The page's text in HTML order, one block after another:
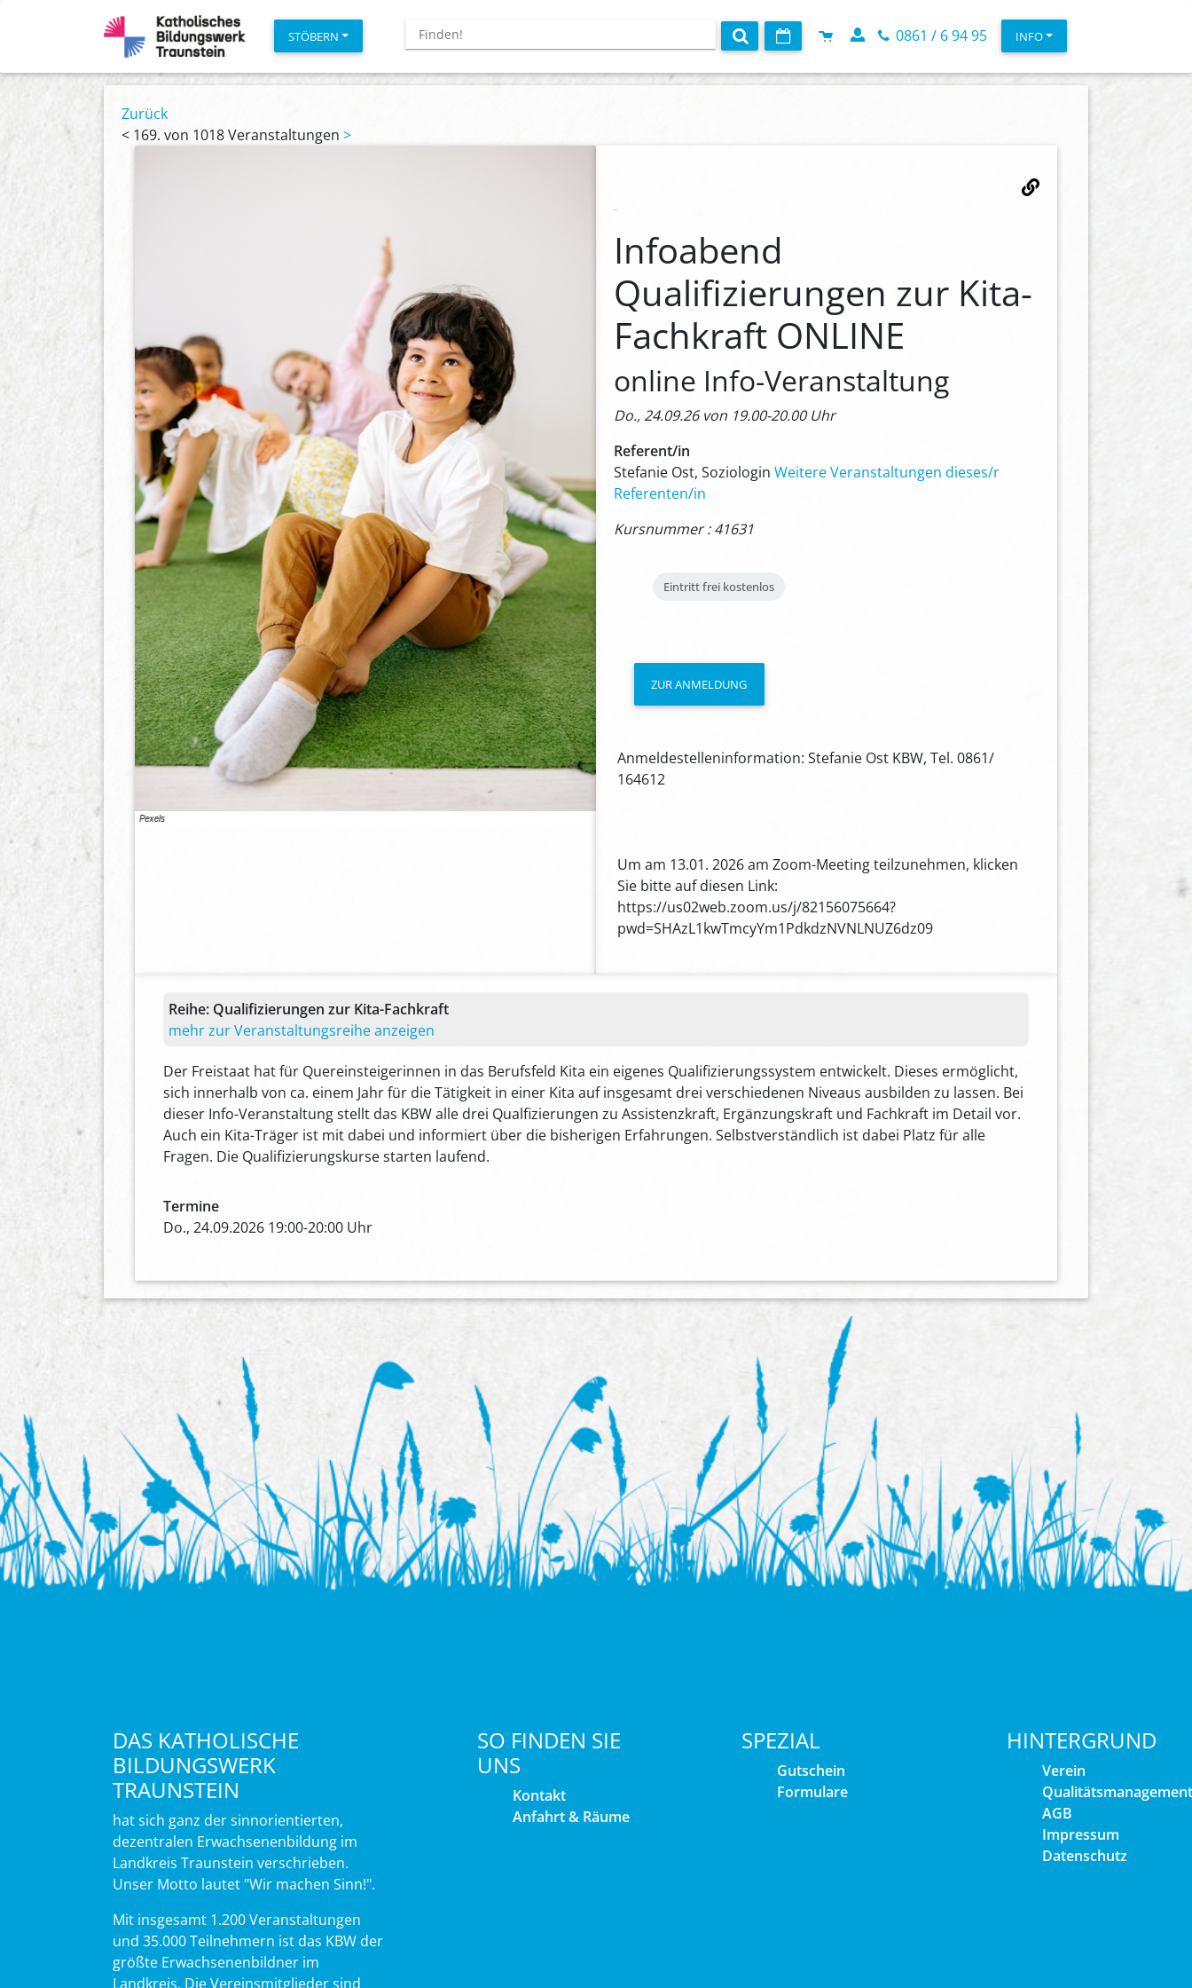
STÖBERN 0861 / 6 94 95 INFO
Zurück
< 169. von 1018 Veranstaltungen >
Infoabend
Qualifizierungen zur Kita-
Fachkraft ONLINE
online Info-Veranstaltung
Do., 24.09.26 von 19.00-20.00 Uhr
Referent/in
Stefanie Ost, Soziologin Weitere Veranstaltungen dieses/r
Referenten/in
Kursnummer : 41631
Eintritt frei kostenlos
ZUR ANMELDUNG
Anmeldestelleninformation: Stefanie Ost KBW, Tel. 0861/
164612
Um am 13.01. 2026 am Zoom-Meeting teilzunehmen, klicken
Sie bitte auf diesen Link:
https://us02web.zoom.us/j/82156075664?
pwd=SHAzL1kwTmcyYm1PdkdzNVNLNUZ6dz09
Reihe: Qualifizierungen zur Kita-Fachkraft
mehr zur Veranstaltungsreihe anzeigen
Der Freistaat hat für Quereinsteigerinnen in das Berufsfeld Kita ein eigenes Qualifizierungssystem entwickelt. Dieses ermöglicht,
sich innerhalb von ca. einem Jahr für die Tätigkeit in einer Kita auf insgesamt drei verschiedenen Niveaus ausbilden zu lassen. Bei
dieser Info-Veranstaltung stellt das KBW alle drei Qualfizierungen zu Assistenzkraft, Ergänzungskraft und Fachkraft im Detail vor.
Auch ein Kita-Träger ist mit dabei und informiert über die bisherigen Erfahrungen. Selbstverständlich ist dabei Platz für alle
Fragen. Die Qualifizierungskurse starten laufend.
Termine
Do., 24.09.2026 19:00-20:00 Uhr
DAS KATHOLISCHE
BILDUNGSWERK
TRAUNSTEIN
hat sich ganz der sinnorientierten,
dezentralen Erwachsenenbildung im
Landkreis Traunstein verschrieben.
Unser Motto lautet "Wir machen Sinn!".
Mit insgesamt 1.200 Veranstaltungen
und 35.000 Teilnehmern ist das KBW der
größte Erwachsenenbildner im
Landkreis. Die Vereinsmitglieder sind
SO FINDEN SIE
UNS
Kontakt
Anfahrt & Räume
SPEZIAL
Gutschein
Formulare
HINTERGRUND
Verein
Qualitätsmanagement
AGB
Impressum
Datenschutz